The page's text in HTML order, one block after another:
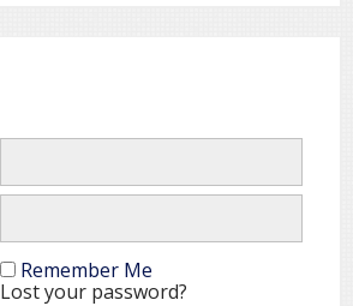
Remember Me
Lost your password?